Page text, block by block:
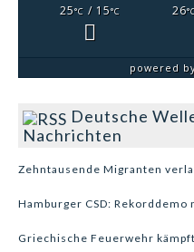
25°C / 15°C 26
powered
Deutsche
Nachrichten
Zehntausende Migranten
Hamburger CSD:
Griechische Feuerwehr